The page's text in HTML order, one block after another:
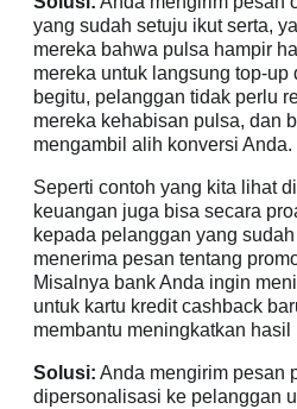
yang sudah setuju ikut serta,
mereka bahwa pulsa hampir
mereka untuk langsung top-up
begitu, pelanggan tidak perlu
mereka kehabisan pulsa, dan
mengambil alih konversi Anda.
Seperti contoh yang kita lihat
keuangan juga bisa secara
kepada pelanggan yang
menerima pesan tentang
Misalnya bank Anda ingin
untuk kartu kredit cashback
membantu meningkatkan hasil
Solusi: Anda mengirim pesan
dipersonalisasi ke pelanggan